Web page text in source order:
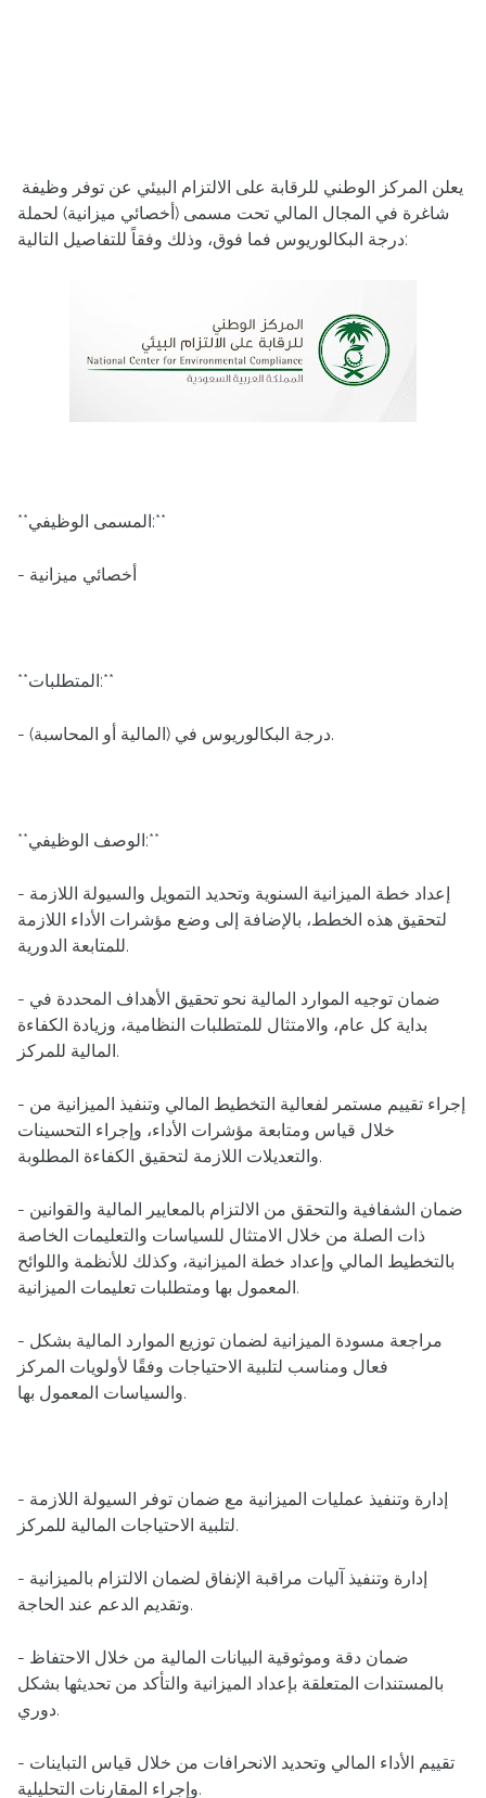
شاغرة في المجال المالي تحت مسمى (أخصائي ميزانية) لحملة
درجة البكالوريوس فما فوق، وذلك وفقاً للتفاصيل التالية:
**المسمى الوظيفي:**
- أخصائي ميزانية
**المتطلبات:**
- درجة البكالوريوس في (المالية أو المحاسبة).
**الوصف الوظيفي:**
- إعداد خطة الميزانية السنوية وتحديد التمويل والسيولة اللازمة
لتحقيق هذه الخطط، بالإضافة إلى وضع مؤشرات الأداء اللازمة
للمتابعة الدورية.
- ضمان توجيه الموارد المالية نحو تحقيق الأهداف المحددة في
بداية كل عام، والامتثال للمتطلبات النظامية، وزيادة الكفاءة
المالية للمركز.
- إجراء تقييم مستمر لفعالية التخطيط المالي وتنفيذ الميزانية من
خلال قياس ومتابعة مؤشرات الأداء، وإجراء التحسينات
والتعديلات اللازمة لتحقيق الكفاءة المطلوبة.
- ضمان الشفافية والتحقق من الالتزام بالمعايير المالية والقوانين
ذات الصلة من خلال الامتثال للسياسات والتعليمات الخاصة
بالتخطيط المالي وإعداد خطة الميزانية، وكذلك للأنظمة واللوائح
المعمول بها ومتطلبات تعليمات الميزانية.
- مراجعة مسودة الميزانية لضمان توزيع الموارد المالية بشكل
فعال ومناسب لتلبية الاحتياجات وفقًا لأولويات المركز
والسياسات المعمول بها.
- إدارة وتنفيذ عمليات الميزانية مع ضمان توفر السيولة اللازمة
لتلبية الاحتياجات المالية للمركز.
- إدارة وتنفيذ آليات مراقبة الإنفاق لضمان الالتزام بالميزانية
وتقديم الدعم عند الحاجة.
- ضمان دقة وموثوقية البيانات المالية من خلال الاحتفاظ
بالمستندات المتعلقة بإعداد الميزانية والتأكد من تحديثها بشكل
دوري.
- تقييم الأداء المالي وتحديد الانحرافات من خلال قياس التباينات
وإجراء المقارنات التحليلية.